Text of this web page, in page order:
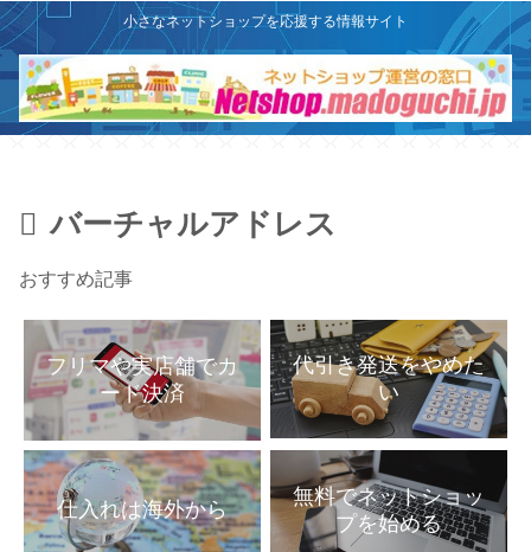
このサイトはプロモーションを含みます
小さなネットショップを応援する情報サイト
バーチャルアドレス
おすすめ記事
フリマや実店舗でカ
ード決済
代引き発送をやめた
い
仕入れは海外から
無料でネットショッ
プを始める